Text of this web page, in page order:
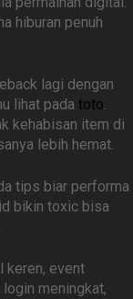
hiburan penuh
lagi dengan
lihat pada toto.
kehabisan item di
lebih hemat.
tips biar performa
bikin toxic bisa
keren, event
meningkat,